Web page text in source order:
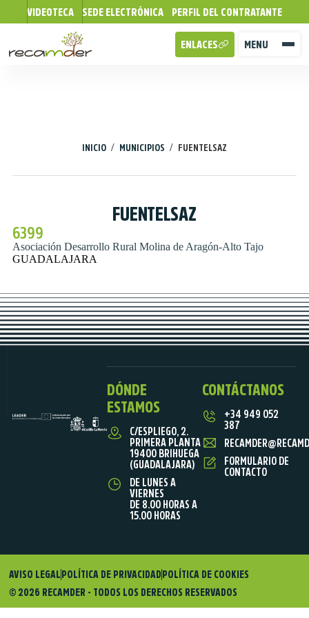
VIDEOTECA SEDE ELECTRÓNICA PERFIL DEL CONTRATANTE
MENU
ENLACES
INICIO / MUNICIPIOS / FUENTELSAZ
FUENTELSAZ
6399
Asociación Desarrollo Rural Molina de Aragón-Alto Tajo
GUADALAJARA
DÓNDE
ESTAMOS
C/ESPLIEGO, 2.
PRIMERA PLANTA
19400 BRIHUEGA
(GUADALAJARA)
DE LUNES A
VIERNES
DE 8.00 HORAS A
15.00 HORAS
CONTÁCTANOS
+34 949 052
387
FORMULARIO DE
CONTACTO
© 2026 RECAMDER - TODOS LOS DERECHOS RESERVADOS
AVISO LEGAL POLÍTICA DE PRIVACIDAD POLÍTICA DE COOKIES